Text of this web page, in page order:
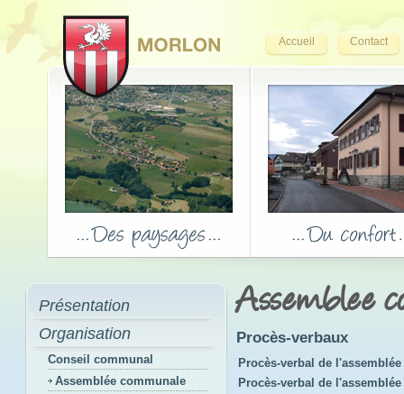
Accueil Contact
Présentation
Organisation
Conseil communal
Assemblée communale
Assemblee
Procès-verbaux
Procès-verbal de
Procès-verbal de